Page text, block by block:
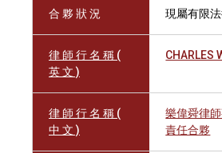
合 夥 狀 況 現屬有限
律 師 行 名 稱 (
英 文 )
CHARLES
律 師 行 名 稱 (
中 文 )
樂偉舜律
責任合夥